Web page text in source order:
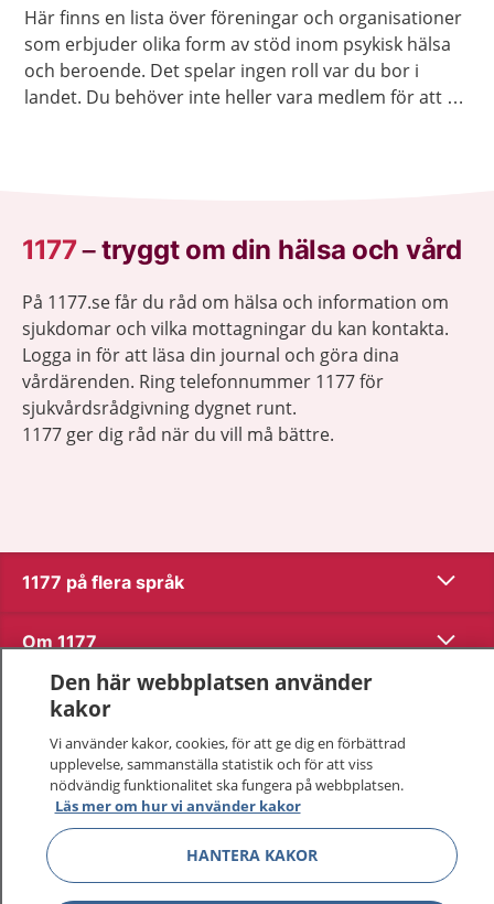
Här finns en lista över föreningar och organisationer
som erbjuder olika form av stöd inom psykisk hälsa
och beroende. Det spelar ingen roll var du bor i
landet. Du behöver inte heller vara medlem för att ta
1177–tryggt om din hälsa och vård
På 1177.se får du råd om hälsa och information om
sjukdomar och vilka mottagningar du kan kontakta.
Logga in för att läsa din journal och göra dina
vårdärenden. Ring telefonnummer 1177 för
sjukvårdsrådgivning dygnet runt.
1177 ger dig råd när du vill må bättre.
1177 på flera språk Visa
Om 1177 Visa
Kontakt
Behandling av personuppgifter
Hantering av kakor
Den här webbplatsen använder
kakor
Vi använder kakor, cookies, för att ge dig en förbättrad
upplevelse, sammanställa statistik och för att viss
nödvändig funktionalitet ska fungera på webbplatsen.
Läs mer om hur vi använder kakor
HANTERA KAKOR